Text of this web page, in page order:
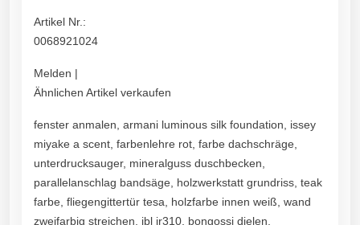
Artikel Nr.:
0068921024
Melden |
Ähnlichen Artikel verkaufen
fenster anmalen, armani luminous silk foundation, issey
miyake a scent, farbenlehre rot, farbe dachschräge,
unterdrucksauger, mineralguss duschbecken,
parallelanschlag bandsäge, holzwerkstatt grundriss, teak
farbe, fliegengittertür tesa, holzfarbe innen weiß, wand
zweifarbig streichen, jbl jr310, bongossi dielen,